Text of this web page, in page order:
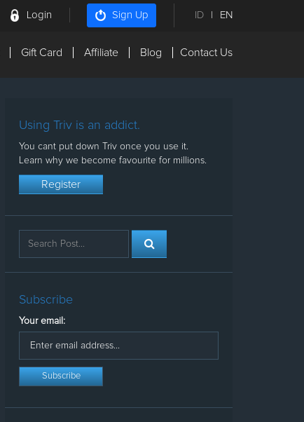
Login Sign Up ID | EN
Gift Card Affiliate Blog Contact Us
Using Triv is an addict.
You cant put down Triv once you use it.
Learn why we become favourite for millions.
Register
Subscribe
Your email: